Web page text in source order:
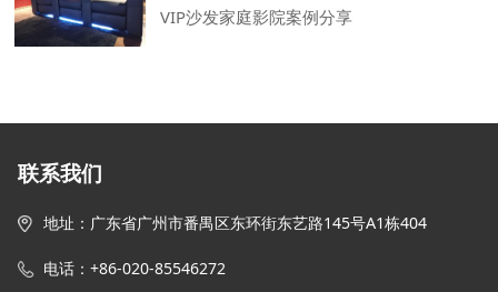
VIP沙发家庭影院案例分享
联系我们
地址 ： 广东省广州市番禺区东环街东艺路145号A1栋404
电话：+86-020-85546272